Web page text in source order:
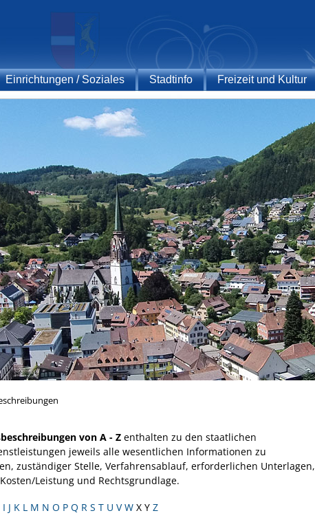
Einrichtungen / Soziales Stadtinfo Freizeit und Kultur
von A - Z enthalten zu den staatlichen
jeweils alle wesentlichen Informationen zu
zuständiger Stelle, Verfahrensablauf, erforderlichen Unterlagen,
Leistung und Rechtsgrundlage.
I J K L M N O P Q R S T U V W X Y Z